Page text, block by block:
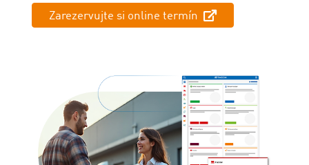
Zarezervujte si online termín